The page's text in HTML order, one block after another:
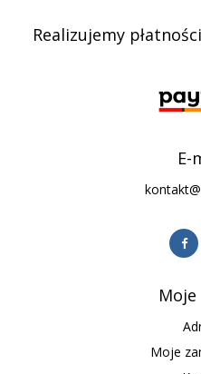
Realizujemy
E-
Moje